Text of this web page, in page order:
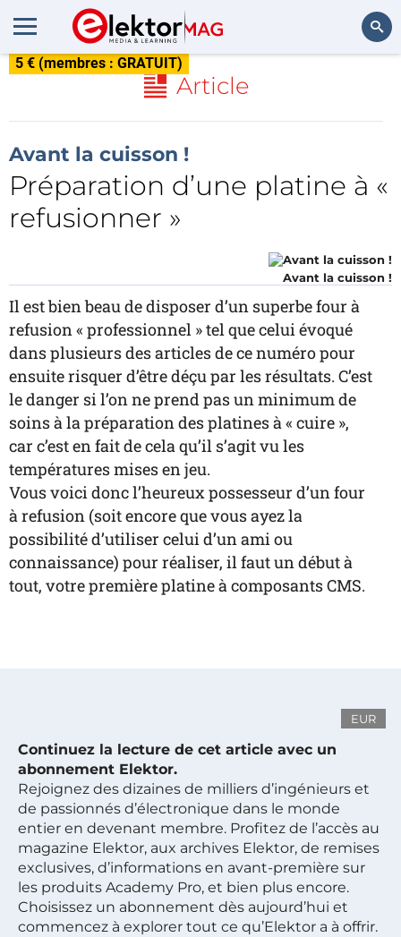
5 € (membres : GRATUIT)
Article
Avant la cuisson !
Préparation d’une platine à «
refusionner »
Avant la cuisson !
Il est bien beau de disposer d’un superbe four à
refusion « professionnel » tel que celui évoqué
dans plusieurs des articles de ce numéro pour
ensuite risquer d’être déçu par les résultats. C’est
le danger si l’on ne prend pas un minimum de
soins à la préparation des platines à « cuire »,
car c’est en fait de cela qu’il s’agit vu les
températures mises en jeu.
Vous voici donc l’heureux possesseur d’un four
à refusion (soit encore que vous ayez la
possibilité d’utiliser celui d’un ami ou
connaissance) pour réaliser, il faut un début à
tout, votre première platine à composants CMS.
EUR
Continuez la lecture de cet article avec un
abonnement Elektor.
Rejoignez des dizaines de milliers d’ingénieurs et
de passionnés d’électronique dans le monde
entier en devenant membre. Profitez de l’accès au
magazine Elektor, aux archives Elektor, de remises
exclusives, d’informations en avant-première sur
les produits Academy Pro, et bien plus encore.
Choisissez un abonnement dès aujourd’hui et
commencez à explorer tout ce qu’Elektor a à offrir.